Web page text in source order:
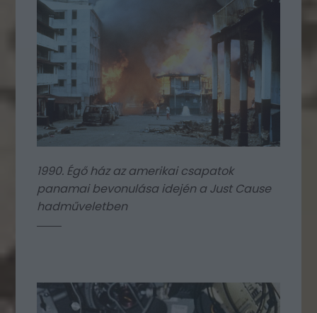
1990. Égő ház az amerikai csapatok
panamai bevonulása idején a Just Cause
hadműveletben